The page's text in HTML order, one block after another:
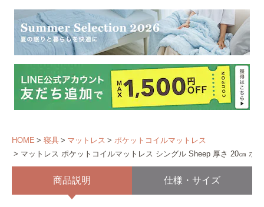
HOME 寝具 マットレス
ポケットコイルマットレス
マットレス ポケットコイルマットレス シングル Sheep 厚さ 20㎝ ホ
商品説明 仕様・サイズ